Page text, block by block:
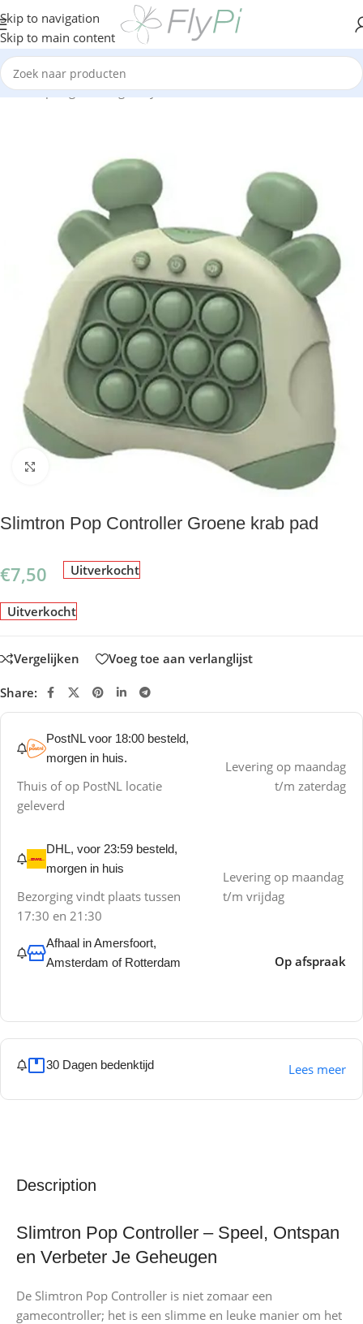
Skip to navigation
Skip to main content
Home/Speelgoed/Fidget toys
Slimtron Pop Controller Groene krab pad
€7,50 Uitverkocht
Uitverkocht
Vergelijken Voeg toe aan verlanglijst
Share:
PostNL voor 18:00 besteld,
morgen in huis.
Thuis of op PostNL locatie
geleverd
Levering op maandag
t/m zaterdag
DHL, voor 23:59 besteld,
morgen in huis
Bezorging vindt plaats tussen
17:30 en 21:30
Levering op maandag
t/m vrijdag
Afhaal in Amersfoort,
Amsterdam of Rotterdam
Op afspraak
30 Dagen bedenktijd Lees meer
Description
Slimtron Pop Controller – Speel, Ontspan
en Verbeter Je Geheugen
De Slimtron Pop Controller is niet zomaar een
gamecontroller; het is een slimme en leuke manier om het